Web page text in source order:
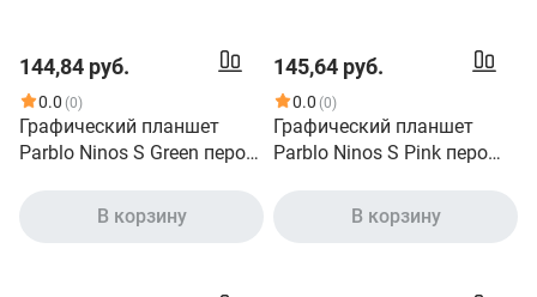
144,84 руб.
0.0 (0)
Графический планшет
Parblo Ninos S Green перо
клавиш 5/8192 уровней
нажатия/ USB C
В корзину
145,64 руб.
0.0 (0)
Графический планшет
Parblo Ninos S Pink перо
клавиш 5/8192 уровней
нажатия/ USB C
В корзину